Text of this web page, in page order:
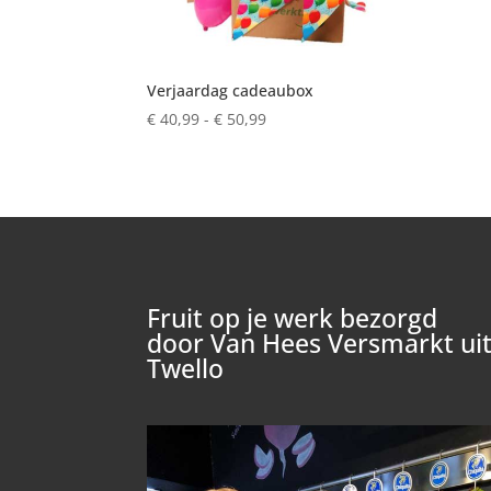
Verjaardag cadeaubox
€ 40,99 - € 50,99Prijsklasse:
Fruit op je werk bezorgd
door Van Hees Versmarkt
Twello